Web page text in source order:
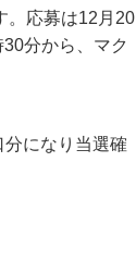
。応募は12月20
分から、マク
になり当選確